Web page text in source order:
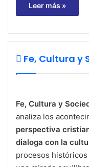
Leer más »
Fe, Cultura y
Fe, Cultura y
analiza los
perspectiva
dialoga con la
procesos